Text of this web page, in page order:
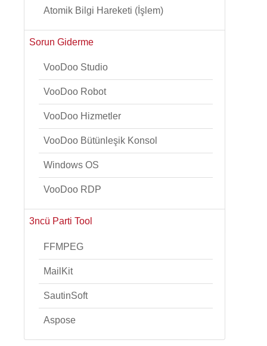
Atomik Bilgi Hareketi (İşlem)
Sorun Giderme
VooDoo Studio
VooDoo Robot
VooDoo Hizmetler
VooDoo Bütünleşik Konsol
Windows OS
VooDoo RDP
3ncü Parti Tool
FFMPEG
MailKit
SautinSoft
Aspose